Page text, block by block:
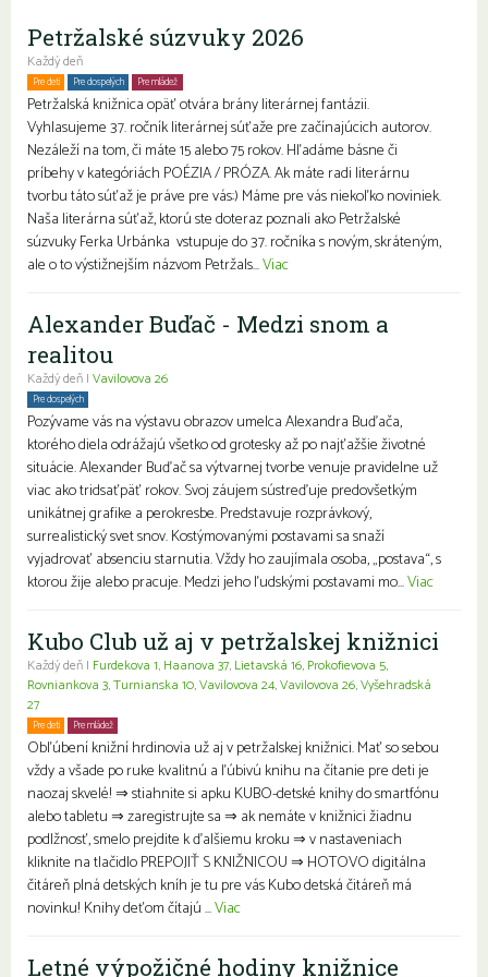
Petržalské súzvuky 2026
Každý deň
Pre deti Pre dospelých Pre mládež
Petržalská knižnica opäť otvára brány literárnej fantázii.
Vyhlasujeme 37. ročník literárnej súťaže pre začínajúcich autorov.
Nezáleží na tom, či máte 15 alebo 75 rokov. Hľadáme básne či
príbehy v kategóriách POÉZIA / PRÓZA. Ak máte radi literárnu
tvorbu táto súťaž je práve pre vás:) Máme pre vás niekoľko noviniek.
Naša literárna súťaž, ktorú ste doteraz poznali ako Petržalské
súzvuky Ferka Urbánka vstupuje do 37. ročníka s novým, skráteným,
ale o to výstižnejším názvom Petržals...Viac
Alexander Buďač - Medzi snom a
realitou
Každý deň | Vavilovova 26
Pre dospelých
Pozývame vás na výstavu obrazov umelca Alexandra Buďača,
ktorého diela odrážajú všetko od grotesky až po najťažšie životné
situácie. Alexander Buďač sa výtvarnej tvorbe venuje pravidelne už
viac ako tridsaťpäť rokov. Svoj záujem sústreďuje predovšetkým
unikátnej grafike a perokresbe. Predstavuje rozprávkový,
surrealistický svet snov. Kostýmovanými postavami sa snaží
vyjadrovať absenciu starnutia. Vždy ho zaujímala osoba, „postava“, s
ktorou žije alebo pracuje. Medzi jeho ľudskými postavami mo...Viac
Kubo Club už aj v petržalskej knižnici
Každý deň | Furdekova 1, Haanova 37, Lietavská 16, Prokofievova 5,
Rovniankova 3,Turnianska 10,Vavilovova 24,Vavilovova 26,Vyšehradská
27
Pre deti Pre mládež
Obľúbení knižní hrdinovia už aj v petržalskej knižnici. Mať so sebou
vždy a všade po ruke kvalitnú a ľúbivú knihu na čítanie pre deti je
naozaj skvelé! ⇒ stiahnite si apku KUBO-detské knihy do smartfónu
alebo tabletu ⇒ zaregistrujte sa ⇒ ak nemáte v knižnici žiadnu
podlžnosť, smelo prejdite k ďalšiemu kroku ⇒ v nastaveniach
kliknite na tlačidlo PREPOJIŤ S KNIŽNICOU ⇒ HOTOVO digitálna
čitáreň plná detských kníh je tu pre vás Kubo detská čitáreň má
novinku! Knihy deťom čítajú ...Viac
Letné výpožičné hodiny knižnice